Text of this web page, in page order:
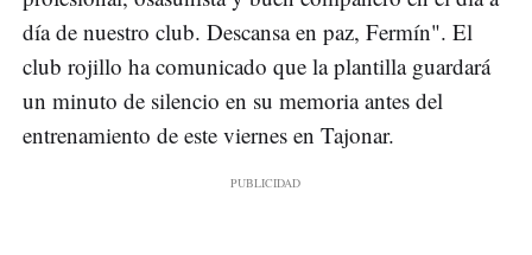
día de nuestro club. Descansa en paz, Fermín". El
club rojillo ha comunicado que la plantilla guardará
un minuto de silencio en su memoria antes del
entrenamiento de este viernes en Tajonar.